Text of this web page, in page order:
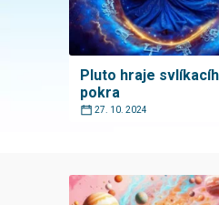
Pluto hraje
pokra
27. 10. 2024